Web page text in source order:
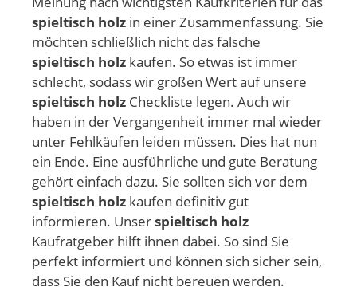
spieltisch holz in einer Zusammenfassung. Sie
möchten schließlich nicht das falsche
spieltisch holz kaufen. So etwas ist immer
schlecht, sodass wir großen Wert auf unsere
spieltisch holz Checkliste legen. Auch wir
haben in der Vergangenheit immer mal wieder
unter Fehlkäufen leiden müssen. Dies hat nun
ein Ende. Eine ausführliche und gute Beratung
gehört einfach dazu. Sie sollten sich vor dem
spieltisch holz kaufen definitiv gut
informieren. Unserspieltisch holz
Kaufratgeber hilft ihnen dabei. So sind Sie
perfekt informiert und können sich sicher sein,
dass Sie den Kauf nicht bereuen werden.